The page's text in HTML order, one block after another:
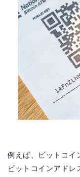
例えば、ビットコイ
ビットコインアドレ